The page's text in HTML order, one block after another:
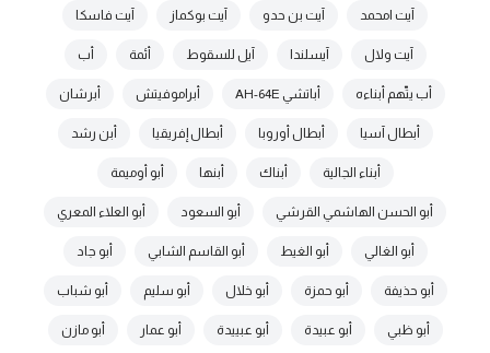
آيت امحمد آيت بن حدو آيت بوكماز آيت فاسكا
آيت ولال آيسلندا آيل للسقوط أئمة أب
أب يتّهم أبناءه أباتشي AH-64E أبراموفيتش أبرشان
أبطال آسيا أبطال أوروبا أبطال إفريقيا أبن رشد
أبناء الجالية أبناك أبنها أبو أوميمة
أبو الحسن الهاشمي القرشي أبو السعود أبو العلاء المعري
أبو الغالي أبو الغيط أبو القاسم الشابي أبو جاد
أبو حذيفة أبو حمزة أبو خلال أبو سليم أبو شباب
أبو ظبي أبو عبيدة أبو عبييدة أبو عمار أبو مازن